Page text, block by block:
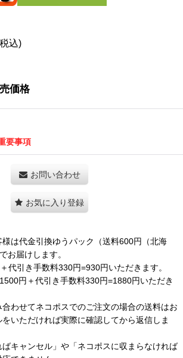
込)
価格
要事項
お問い合わせ
お気に入り登録
は代金引換ゆうパック（送料600円（北海
お届けします。
代引き手数料330円=930円いただきます。
円＋代引き手数料330円=1880円いただき
わせてネコポスでのご注文の場合の送料はお
いただければ実際に確認してから返信しま
キャンセル」や「ネコポスに収まらなければ